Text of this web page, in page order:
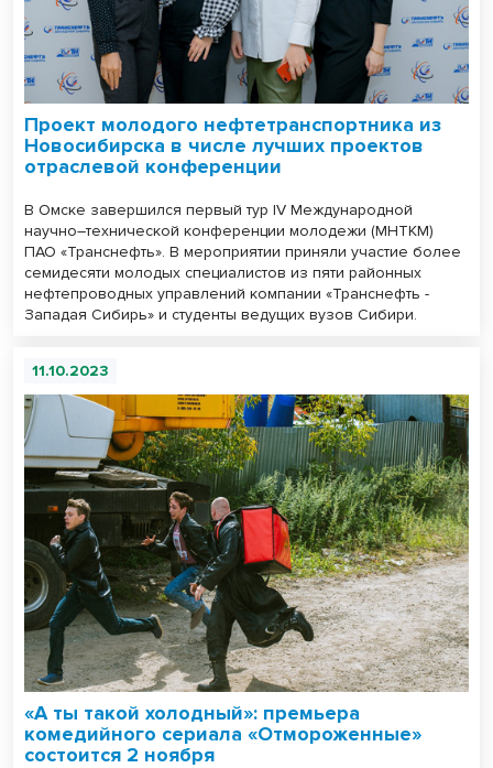
Проект молодого нефтетранспортника из
Новосибирска в числе лучших проектов
отраслевой конференции
В Омске завершился первый тур IV Международной
научно–технической конференции молодежи (МНТКМ)
ПАО «Транснефть». В мероприятии приняли участие более
семидесяти молодых специалистов из пяти районных
нефтепроводных управлений компании «Транснефть -
Западая Сибирь» и студенты ведущих вузов Сибири.
11.10.2023
«А ты такой холодный»: премьера
комедийного сериала «Отмороженные»
состоится 2 ноября